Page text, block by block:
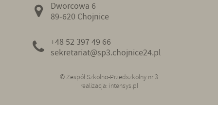
Dworcowa 6
89-620 Chojnice
+48 52 397 49 66
sekretariat@sp3.chojnice24.pl
© Zespół Szkolno-Przedszkolny nr 3
realizacja: intensys.pl